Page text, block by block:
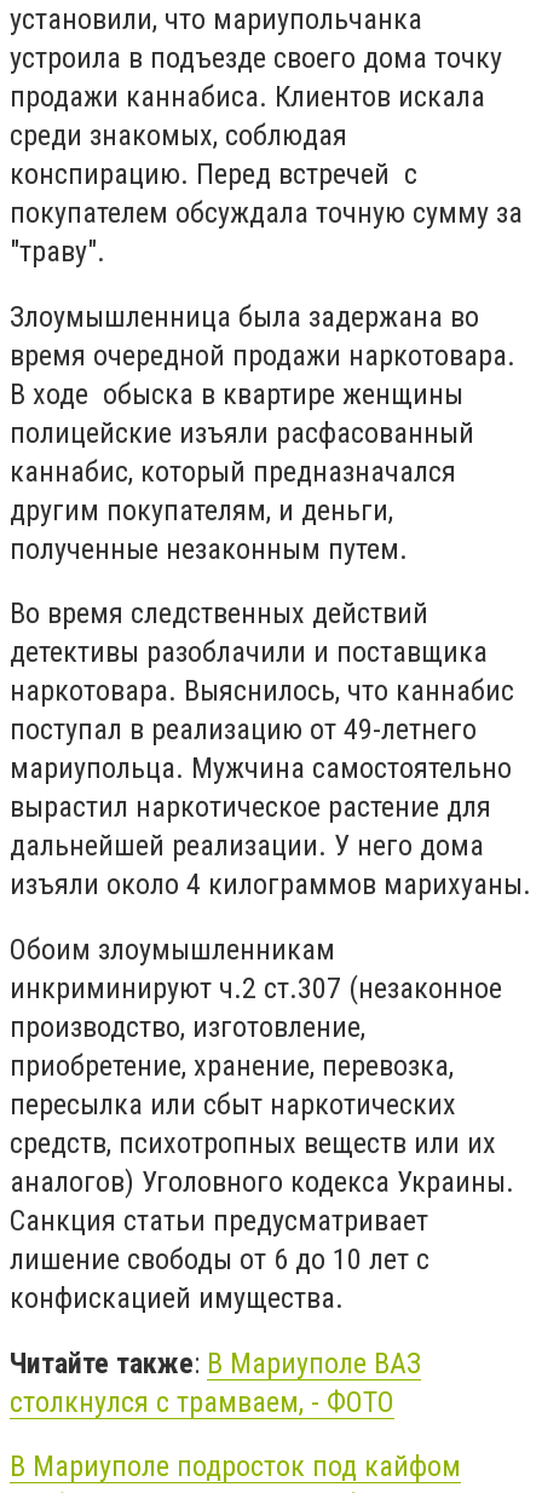
установили, что мариупольчанка
устроила в подъезде своего дома точку
продажи каннабиса. Клиентов искала
среди знакомых, соблюдая
конспирацию. Перед встречей с
покупателем обсуждала точную сумму за
"траву".
Злоумышленница была задержана во
время очередной продажи наркотовара.
В ходе обыска в квартире женщины
полицейские изъяли расфасованный
каннабис, который предназначался
другим покупателям, и деньги,
полученные незаконным путем.
Во время следственных действий
детективы разоблачили и поставщика
наркотовара. Выяснилось, что каннабис
поступал в реализацию от 49-летнего
мариупольца. Мужчина самостоятельно
вырастил наркотическое растение для
дальнейшей реализации. У него дома
изъяли около 4 килограммов марихуаны.
Обоим злоумышленникам
инкриминируют ч.2 ст.307 (незаконное
производство, изготовление,
приобретение, хранение, перевозка,
пересылка или сбыт наркотических
средств, психотропных веществ или их
аналогов) Уголовного кодекса Украины.
Санкция статьи предусматривает
лишение свободы от 6 до 10 лет с
конфискацией имущества.
Читайте также: В Мариуполе ВАЗ
столкнулся с трамваем, - ФОТО
В Мариуполе подросток под кайфом